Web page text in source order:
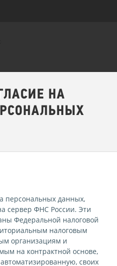
НА
персональных данных,
сервер ФНС России. Эти
Федеральной налоговой
налоговым
организациям и
на контрактной основе,
своих